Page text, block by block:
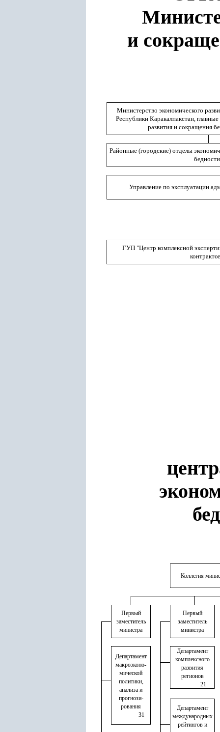
М
и
Министерство экономического
Республики Каракалпакстан,
развития и сокращения
Районные (городские) отделы
бедности
Управление по эксплуатации
ГУП "Центр комплексной
Коллегия
Первый
заместитель
министра
Первый
заместитель
министра
Департамент
макроэконо-
мической
политики,
анализа и
прогнози-
рования
31
Департамент
комплексного
развития
регионов
21
Департамент
международных
рейтингов и